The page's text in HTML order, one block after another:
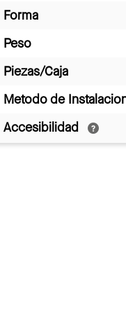
Forma
Peso
Piezas/Caja
Metodo de
Accesibilidad